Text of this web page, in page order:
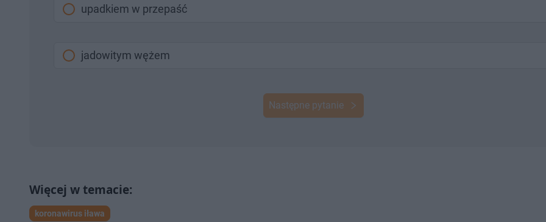
upadkiem w przepaść
jadowitym wężem
Następne pytanie
koronawirus iława